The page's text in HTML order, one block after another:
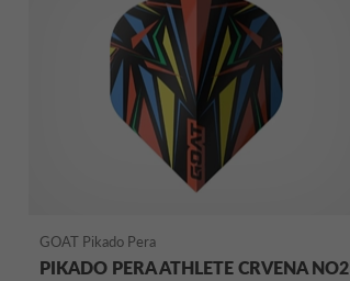
GOAT Pikado Pera
PIKADO PERA ATHLETE CRVENA NO2